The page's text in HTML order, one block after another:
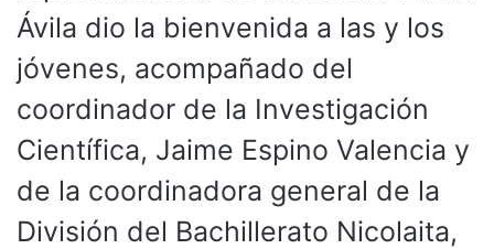
Ávila dio la bienvenida a las y los
jóvenes, acompañado del
coordinador de la Investigación
Científica, Jaime Espino Valencia y
de la coordinadora general de la
División del Bachillerato Nicolaita,